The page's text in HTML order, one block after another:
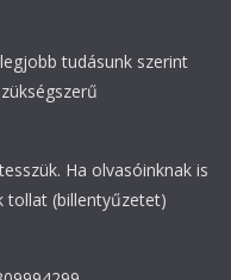
tudásunk szerint
Ha olvasóinknak is
tollat (billentyűzetet)